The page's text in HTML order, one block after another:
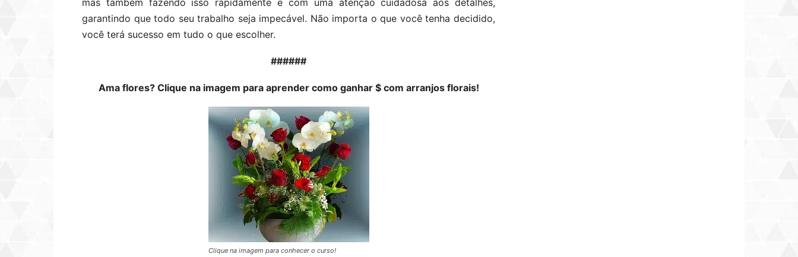
mas também fazendo isso rapidamente e com uma atenção cuidadosa aos detalhes,
garantindo que todo seu trabalho seja impecável. Não importa o que você tenha decidido,
você terá sucesso em tudo o que escolher.
######
Ama flores? Clique na imagem para aprender como ganhar $ com arranjos florais!
Clique na imagem para conhecer o curso!